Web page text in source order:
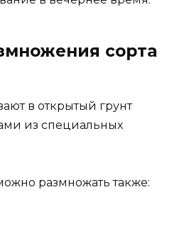
сорта
в открытый грунт
из специальных
размножать также: